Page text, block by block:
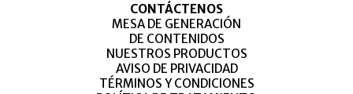
CONTÁCTENOS
MESA DE GENERACIÓN
DE CONTENIDOS
NUESTROS PRODUCTOS
AVISO DE PRIVACIDAD
TÉRMINOS Y CONDICIONES